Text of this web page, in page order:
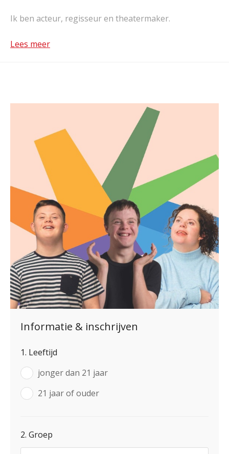
Ik ben acteur, regisseur en theatermaker.
Lees meer
Informatie & inschrijven
1. Leeftijd
jonger dan 21 jaar
21 jaar of ouder
2. Groep